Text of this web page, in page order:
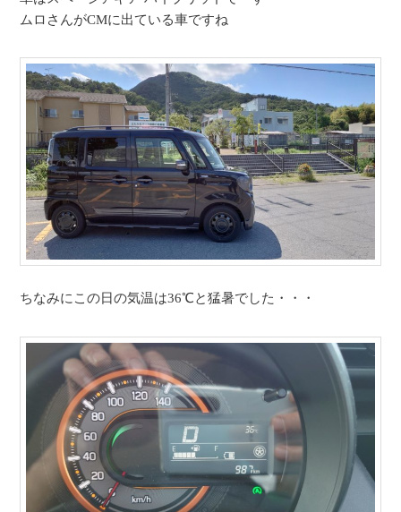
ムロさんがCMに出ている車ですね
ちなみにこの日の気温は36℃と猛暑でした ・・・